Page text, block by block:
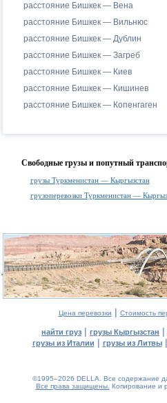
расстояние Бишкек — Вена
расстояние Бишкек — Вильнюс
расстояние Бишкек — Дублин
расстояние Бишкек — Загреб
расстояние Бишкек — Киев
расстояние Бишкек — Кишинев
расстояние Бишкек — Копенгаген
Свободные грузы и попутный
грузы Туркменистан — Кыргызстан
грузоперевозки Туркменистан —
Цена перевозки | Стоимость
найти груз | грузы Кыргызстан |
грузы из Италии | грузы из Литвы|
©1995–2026 DELLA. Все содержание
Все права защищены. Копирование и